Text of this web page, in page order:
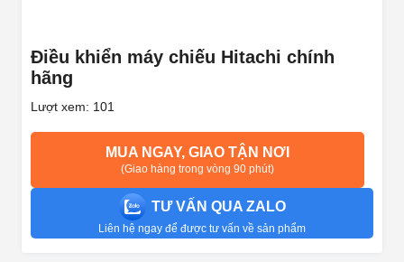
Điều khiển máy chiếu Hitachi chính
hãng
Lượt xem: 101
MUA NGAY, GIAO TẬN NƠI
(Giao hàng trong vòng 90 phút)
TƯ VẤN QUA ZALO
Liên hệ ngay để được tư vấn về sản phẩm